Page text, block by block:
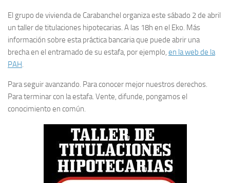
El grupo de vivienda de Carabanchel organiza este sábado 2 de abril
un taller de titulaciones hipotecarias. A las 18h en el Eko. Más
información sobre esta práctica bancaria que puede abrir una
brecha en el entramado de su estafa, por ejemplo, en la web de la
PAH.
Para seguir avanzando. Para conocer mejor nuestros derechos.
Para terminar con la estafa. Vente, difunde, pongamos el
conocimiento en común.